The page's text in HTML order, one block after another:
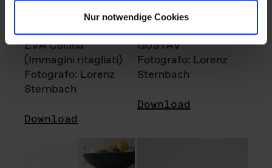
Nur notwendige Cookies
EVA Cucina
(Immagini ritagliati)
Fotografo: Lorenz
Sternbach
Download
GUSTAV
Fotografo: Lorenz
Sternbach
Download